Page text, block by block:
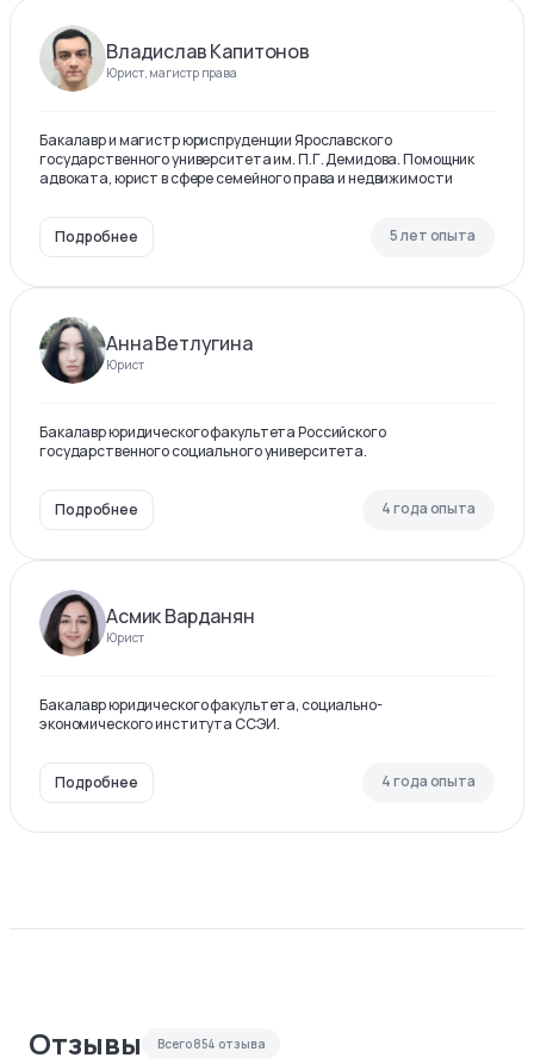
Владислав Капитонов
Юрист, магистр права
Бакалавр и магистр юриспруденции Ярославского
государственного университета им. П.Г. Демидова. Помощник
адвоката, юрист в сфере семейного права и недвижимости
Подробнее 5 лет опыта
Анна Ветлугина
Юрист
Бакалавр юридического факультета Российского
государственного социального университета.
Подробнее 4 года опыта
Асмик Варданян
Юрист
Бакалавр юридического факультета, социально-
экономического института ССЭИ.
Подробнее 4 года опыта
Отзывы Всего854 отзыва